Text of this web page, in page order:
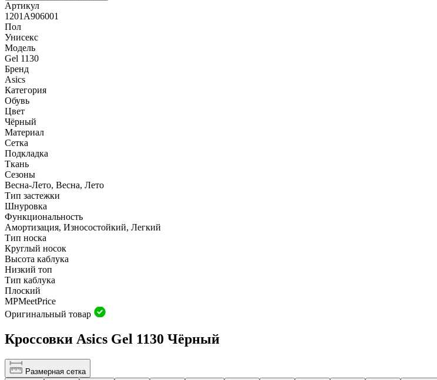
Артикул
1201A906001
Пол
Унисекс
Модель
Gel 1130
Бренд
Asics
Категория
Обувь
Цвет
Чёрный
Материал
Сетка
Подкладка
Ткань
Сезоны
Весна-Лето, Весна, Лето
Тип застежки
Шнуровка
Функциональность
Амортизация, Износостойкий, Легкий
Тип носка
Круглый носок
Высота каблука
Низкий топ
Тип каблука
Плоский
MPMeetPrice
Оригинальный товар
Кроссовки Asics Gel 1130 Чёрный
Размерная сетка